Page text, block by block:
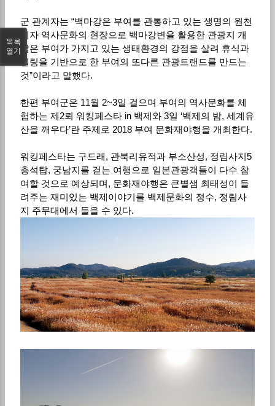
군 관계자는 “백마강은 부여를 관통하고 있는 생명의 원천
이자 역사문화의 현장으로 백마강변을 활용한 관광지 개
발은 부여가 가지고 있는 생태환경의 강점을 살려 휴식과
힐링을 기반으로 한 부여의 또다른 관광트랜드를 만드는
것”이라고 말했다.
한편 부여군은 11월 2~3일 걸으며 부여의 역사문화를 체
험하는 제2뢰 워킹페스타 in 백제와 3일 ‘백제의 밤, 세계유
산을 깨우다’란 주제로 2018 부여 문화재야행을 개최한다.
워킹페스타는 구드래, 관북리유적과 부소산성, 정림사지5
층석탑, 궁남지를 걷는 여행으로 일본관광객들이 다수 참
여할 것으로 예상되며, 문화재야행은 큰별샘 최태성이 들
려주는 재미있는 백제이야기를 백제문화의 정수, 정림사
지 주무대에서 들을 수 있다.
목록
열기